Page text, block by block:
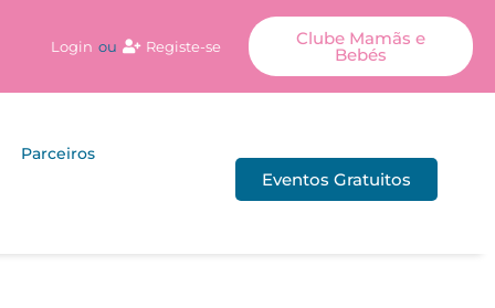
Login ou Registe-se Clube Mamãs e
Bebés
Parceiros
Eventos Gratuitos